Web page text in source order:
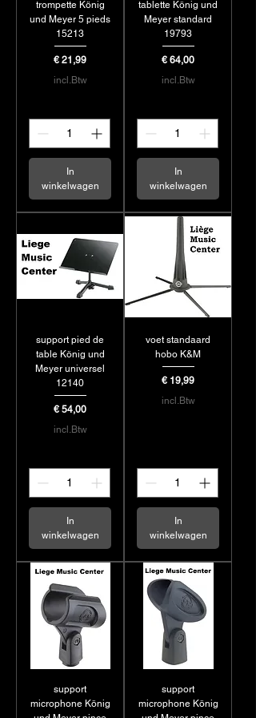
trompette König
und Meyer 5 pieds
15213
Prijs
€ 21,99
incl.Btw
In
winkelwagen
tablette König und
Meyer standard
19793
Prijs
€ 64,00
incl.Btw
In
winkelwagen
support pied de
table König und
Meyer universel
12140
Prijs
€ 54,00
incl.Btw
In
winkelwagen
voet standaard
hobo K&M
Prijs
€ 19,99
incl.Btw
In
winkelwagen
support
microphone König
support
microphone König